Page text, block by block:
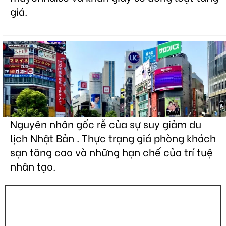
giá.
Nguyên nhân gốc rễ của sự suy giảm du
lịch Nhật Bản . Thực trạng giá phòng khách
sạn tăng cao và những hạn chế của trí tuệ
nhân tạo.